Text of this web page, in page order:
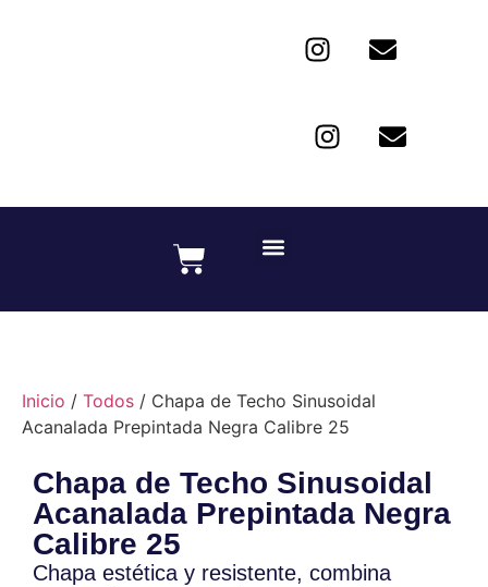
Inicio / Todos / Chapa de Techo Sinusoidal
Acanalada Prepintada Negra Calibre 25
Chapa de Techo Sinusoidal
Acanalada Prepintada Negra
Calibre 25
Chapa estética y resistente, combina